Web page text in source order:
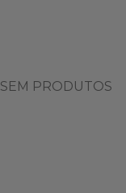
SEM PRODUTOS